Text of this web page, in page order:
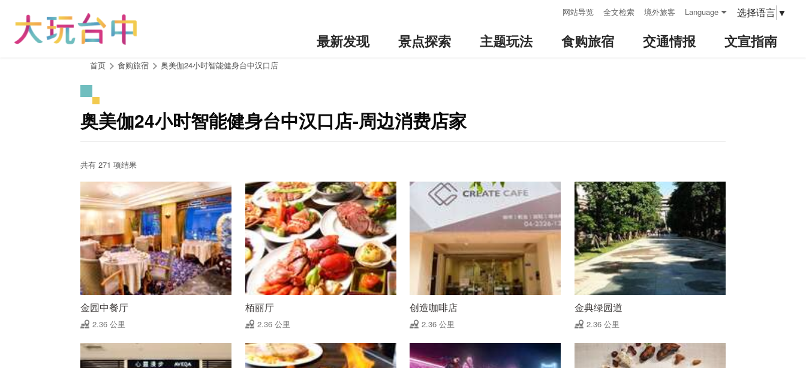
网站导览 全文检索 境外旅客 Language 选择语言 ▼
最新发现 景点探索 主题玩法 食购旅宿 交通情报 文宣指南
首页 食购旅宿 奥美伽24小时智能健身台中汉口店
奥美伽24小时智能健身台中汉口店-周边消费店家
共有 271 项结果
金园中餐厅
2.36 公里
栢丽厅
2.36 公里
创造咖啡店
2.36 公里
金典绿园道
2.36 公里